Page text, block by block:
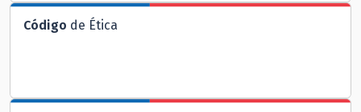
Código de Ética